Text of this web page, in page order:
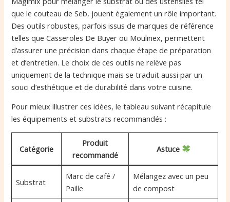
que le couteau de Seb, jouent également un rôle important.
Des outils robustes, parfois issus de marques de référence
telles que Casseroles De Buyer ou Moulinex, permettent
d’assurer une précision dans chaque étape de préparation
et d’entretien. Le choix de ces outils ne relève pas
uniquement de la technique mais se traduit aussi par un
souci d’esthétique et de durabilité dans votre cuisine.
Pour mieux illustrer ces idées, le tableau suivant récapitule
les équipements et substrats recommandés :
Catégorie
Produit
recommandé
Astuce
Substrat
Marc de café /
Paille
Mélangez avec un peu
de compost